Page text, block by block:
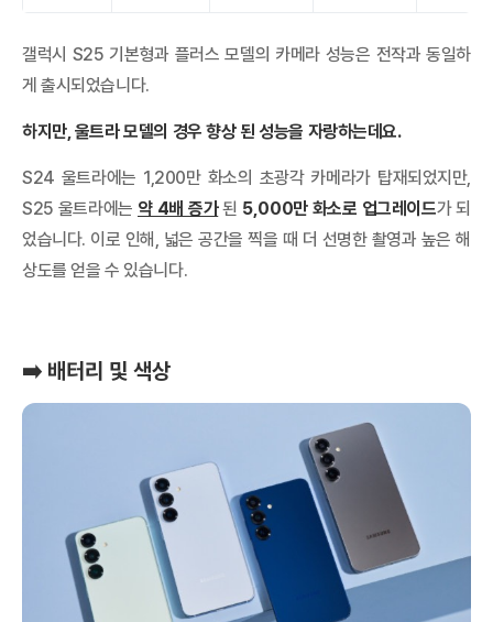
갤럭시 S25 기본형과 플러스 모델의 카메라 성능은 전작과 동일하
게 출시되었습니다.
하지만, 울트라 모델의 경우 향상 된 성능을 자랑하는데요.
S24 울트라에는 1,200만 화소의 초광각 카메라가 탑재되었지만,
S25 울트라에는 약 4배 증가된 5,000만 화소로 업그레이드가 되
었습니다. 이로 인해, 넓은 공간을 찍을 때 더 선명한 촬영과 높은 해
상도를 얻을 수 있습니다.
➡️ 배터리 및 색상